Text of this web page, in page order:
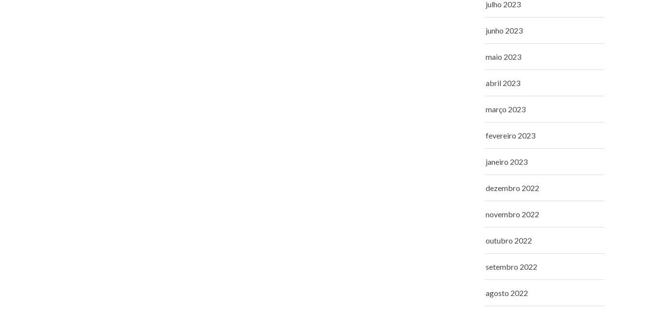
julho 2023
junho 2023
maio 2023
abril 2023
março 2023
fevereiro 2023
janeiro 2023
dezembro 2022
novembro 2022
outubro 2022
setembro 2022
agosto 2022